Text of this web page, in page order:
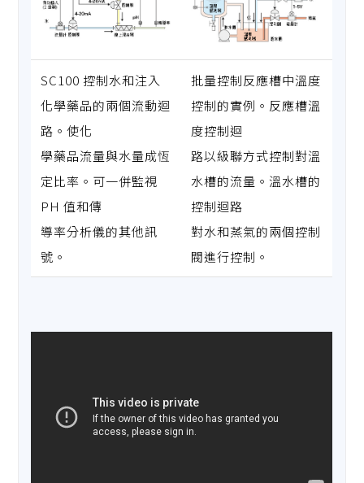
SC100 控制水和注入
化學藥品的兩個流動迴
路。使化
學藥品流量與水量成恆
定比率。可一併監視
PH 值和傳
導率分析儀的其他訊
號。
批量控制反應槽中溫度
控制的實例。反應槽溫
度控制迴
路以級聯方式控制對溫
水槽的流量。溫水槽的
控制迴路
對水和蒸氣的兩個控制
閥進行控制。